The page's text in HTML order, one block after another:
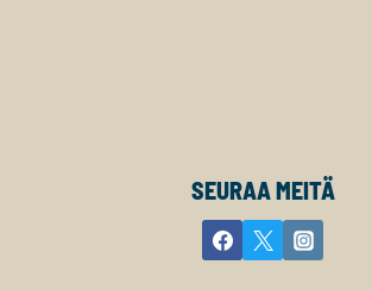
SEURAA MEITÄ